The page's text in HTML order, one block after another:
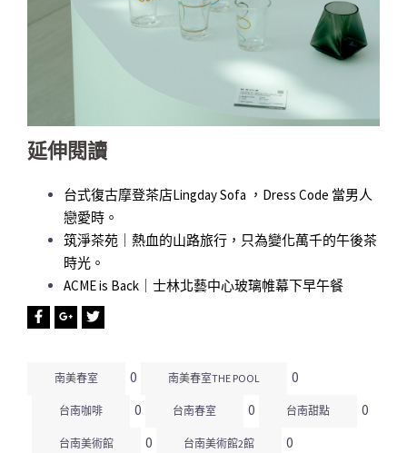
延伸閱讀
台式復古摩登茶店Lingday Sofa ，Dress Code 當男人
戀愛時。
筑淨茶苑｜熱血的山路旅行，只為變化萬千的午後茶
時光。
ACME is Back｜士林北藝中心玻璃帷幕下早午餐
南美春室 0 南美春室THE POOL 0
台南咖啡 0 台南春室 0 台南甜點 0
台南美術館 0 台南美術館2館 0